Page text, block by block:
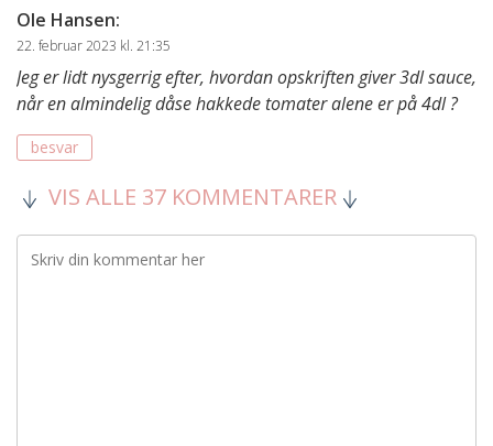
Ole Hansen:
22. februar 2023 kl. 21:35
Jeg er lidt nysgerrig efter, hvordan opskriften giver 3dl sauce,
når en almindelig dåse hakkede tomater alene er på 4dl ?
besvar
VIS ALLE 37 KOMMENTARER